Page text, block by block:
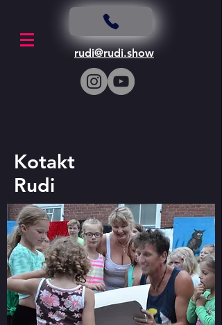
rudi@rudi.show
Kotakt
Rudi